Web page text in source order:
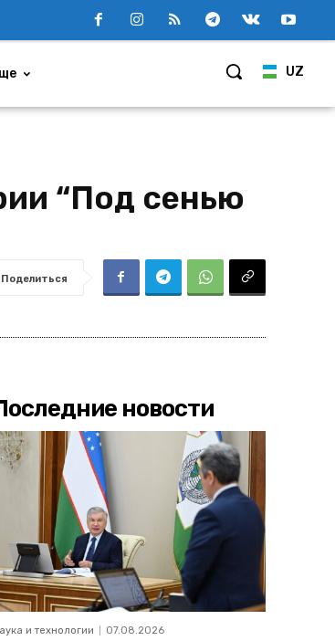
UZ
“Под сенью
Поделиться
новости
и технологии 07.08.2026